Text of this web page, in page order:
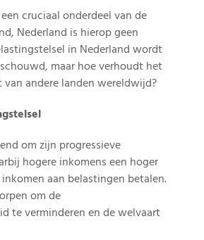
cruciaal onderdeel van de
Nederland is hierop geen
in Nederland wordt
maar hoe verhoudt het
andere landen wereldwijd?
om zijn progressieve
hogere inkomens een hoger
aan belastingen betalen.
om de
te verminderen en de welvaart